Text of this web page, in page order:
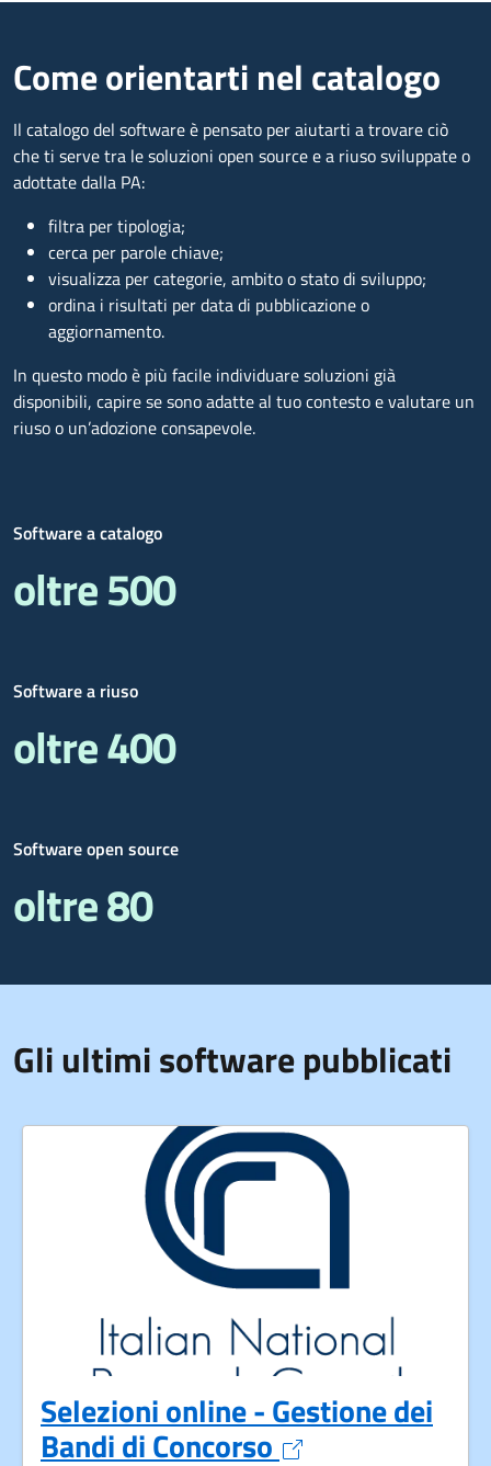
Come orientarti nel catalogo
Il catalogo del software è pensato per aiutarti a trovare ciò
che ti serve tra le soluzioni open source e a riuso sviluppate o
adottate dalla PA:
filtra per tipologia;
cerca per parole chiave;
visualizza per categorie, ambito o stato di sviluppo;
ordina i risultati per data di pubblicazione o
aggiornamento.
In questo modo è più facile individuare soluzioni già
disponibili, capire se sono adatte al tuo contesto e valutare un
riuso o un’adozione consapevole.
Software a catalogo
oltre 500
Software a riuso
oltre 400
Software open source
oltre 80
Gli ultimi software pubblicati
Selezioni online - Gestione dei
Bandi di Concorso Apre in un